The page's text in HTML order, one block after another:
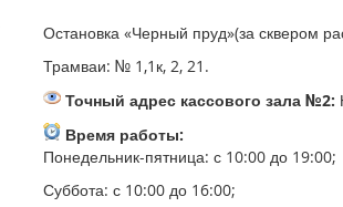
Остановка «Черный пруд»(за сквером
Трамваи: № 1,1к, 2, 21.
Точный адрес кассового зала №2:
Время работы:
Понедельник-пятница: с 10:00 до 19:00;
Суббота: с 10:00 до 16:00;